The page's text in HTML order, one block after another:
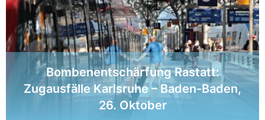
Bombenentschärfung Rastatt:
Zugausfälle Karlsruhe – Baden-Baden,
26. Oktober